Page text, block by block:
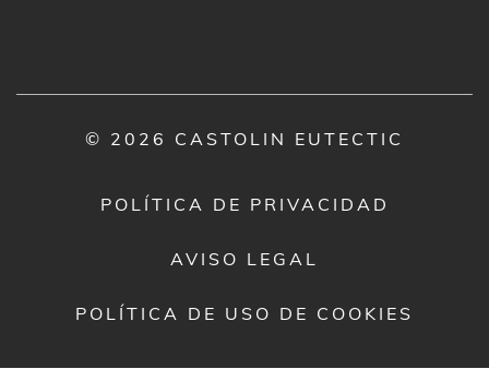
© 2026 CASTOLIN EUTECTIC
POLÍTICA DE PRIVACIDAD
AVISO LEGAL
POLÍTICA DE USO DE COOKIES